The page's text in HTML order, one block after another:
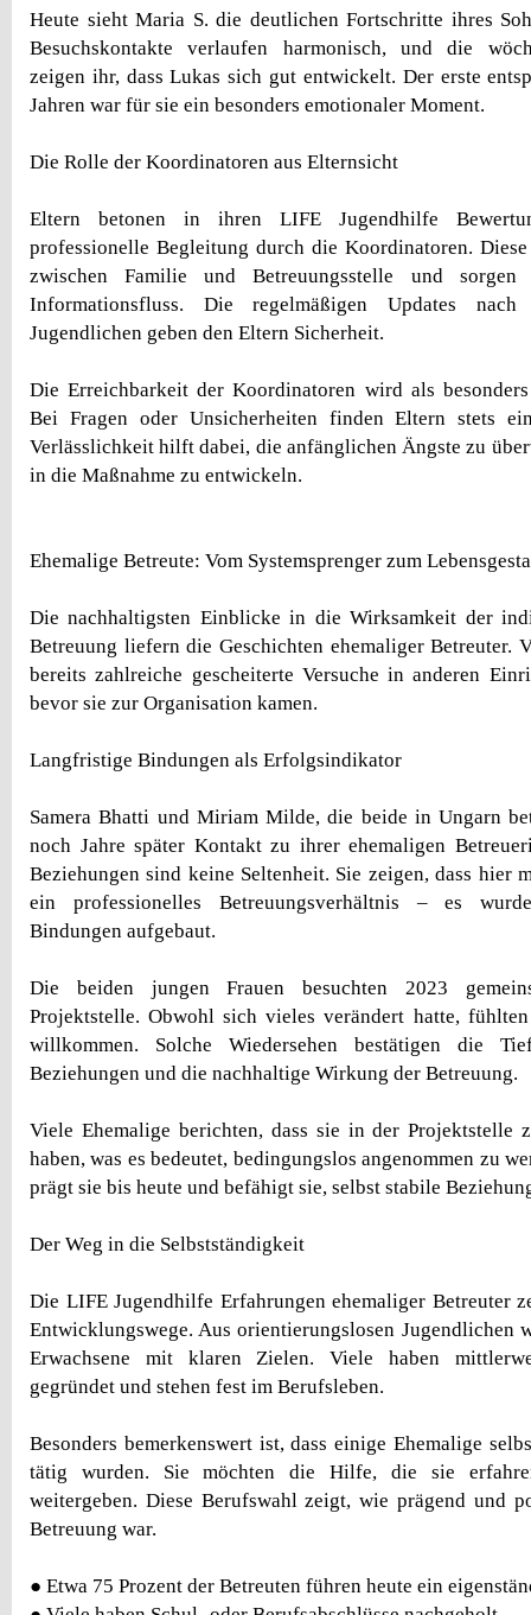
Heute sieht Maria S. die deutlichen Fortschritte ihres
Besuchskontakte verlaufen harmonisch, und die
zeigen ihr, dass Lukas sich gut entwickelt. Der erste
Jahren war für sie ein besonders emotionaler Moment.
Die Rolle der Koordinatoren aus Elternsicht
Eltern betonen in ihren LIFE Jugendhilfe
professionelle Begleitung durch die Koordinatoren.
zwischen Familie und Betreuungsstelle und
Informationsfluss. Die regelmäßigen Updates
Jugendlichen geben den Eltern Sicherheit.
Die Erreichbarkeit der Koordinatoren wird als
Bei Fragen oder Unsicherheiten finden Eltern stets
Verlässlichkeit hilft dabei, die anfänglichen Ängste zu
in die Maßnahme zu entwickeln.
Ehemalige Betreute: Vom Systemsprenger zum
Die nachhaltigsten Einblicke in die Wirksamkeit der
Betreuung liefern die Geschichten ehemaliger Betreuter.
bereits zahlreiche gescheiterte Versuche in anderen
bevor sie zur Organisation kamen.
Langfristige Bindungen als Erfolgsindikator
Samera Bhatti und Miriam Milde, die beide in Ungarn
noch Jahre später Kontakt zu ihrer ehemaligen
Beziehungen sind keine Seltenheit. Sie zeigen, dass hier
ein professionelles Betreuungsverhältnis – es
Bindungen aufgebaut.
Die beiden jungen Frauen besuchten 2023
Projektstelle. Obwohl sich vieles verändert hatte,
willkommen. Solche Wiedersehen bestätigen die
Beziehungen und die nachhaltige Wirkung der Betreuung.
Viele Ehemalige berichten, dass sie in der Projektstelle
haben, was es bedeutet, bedingungslos angenommen zu
prägt sie bis heute und befähigt sie, selbst stabile
Der Weg in die Selbstständigkeit
Die LIFE Jugendhilfe Erfahrungen ehemaliger Betreuter
Entwicklungswege. Aus orientierungslosen Jugendlichen
Erwachsene mit klaren Zielen. Viele haben
gegründet und stehen fest im Berufsleben.
Besonders bemerkenswert ist, dass einige Ehemalige
tätig wurden. Sie möchten die Hilfe, die sie
weitergeben. Diese Berufswahl zeigt, wie prägend und
Betreuung war.
● Etwa 75 Prozent der Betreuten führen heute ein